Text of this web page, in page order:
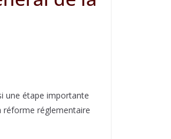
une étape importante
réforme réglementaire